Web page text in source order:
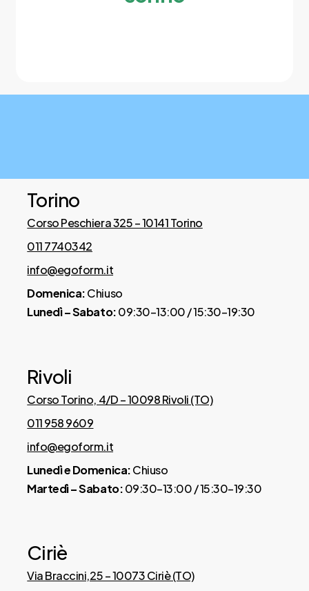
Totalmente sfoderabile su 4 lati
Dotato di cerniera perimetrale per
del rivestimento.
Per una traspirazione ottimale e una
movimentazione agevolata.
Compatibile con tutte le basi letto a
Torino
Corso Peschiera 325 – 10141 Torino
011 7740342
info@egoform.it
Domenica:Chiuso
Lunedì – Sabato:09:30–13:00 / 15:30–19:30
Rivoli
Corso Torino, 4/D – 10098 Rivoli (TO)
011 958 9609
info@egoform.it
Lunedì e Domenica:Chiuso
Martedì – Sabato:09:30–13:00 / 15:30–19:30
Ciriè
Via Braccini,25 – 10073 Ciriè (TO)